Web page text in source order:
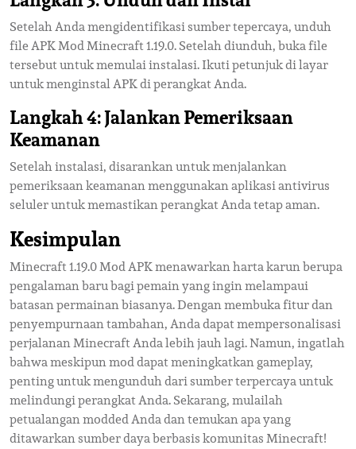
Setelah Anda mengidentifikasi sumber tepercaya, unduh
file APK Mod Minecraft 1.19.0. Setelah diunduh, buka file
tersebut untuk memulai instalasi. Ikuti petunjuk di layar
untuk menginstal APK di perangkat Anda.
Langkah 4: Jalankan Pemeriksaan
Keamanan
Setelah instalasi, disarankan untuk menjalankan
pemeriksaan keamanan menggunakan aplikasi antivirus
seluler untuk memastikan perangkat Anda tetap aman.
Kesimpulan
Minecraft 1.19.0 Mod APK menawarkan harta karun berupa
pengalaman baru bagi pemain yang ingin melampaui
batasan permainan biasanya. Dengan membuka fitur dan
penyempurnaan tambahan, Anda dapat mempersonalisasi
perjalanan Minecraft Anda lebih jauh lagi. Namun, ingatlah
bahwa meskipun mod dapat meningkatkan gameplay,
penting untuk mengunduh dari sumber terpercaya untuk
melindungi perangkat Anda. Sekarang, mulailah
petualangan modded Anda dan temukan apa yang
ditawarkan sumber daya berbasis komunitas Minecraft!